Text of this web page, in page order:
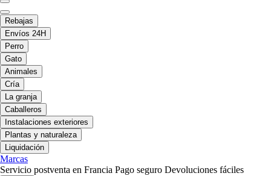
Rebajas
Envíos 24H
Perro
Gato
Animales
Cría
La granja
Caballeros
Instalaciones exteriores
Plantas y naturaleza
Liquidación
Marcas
Servicio postventa en Francia Pago seguro Devoluciones fáciles